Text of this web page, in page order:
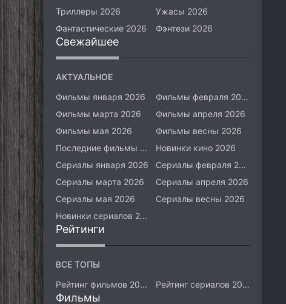
Триллеры 2026
Ужасы 2026
Фантастические 2026
Фэнтези 2026
Свежайшее
АКТУАЛЬНОЕ
Фильмы января 2026
Фильмы февраля 2026
Фильмы марта 2026
Фильмы апреля 2026
Фильмы мая 2026
Фильмы весны 2026
Последние фильмы 2026
Новинки кино 2026
Сериалы января 2026
Сериалы февраля 2026
Сериалы марта 2026
Сериалы апреля 2026
Сериалы мая 2026
Сериалы весны 2026
Новинки сериалов 2026
Рейтинги
ВСЕ ТОПЫ
Рейтинг фильмов 2026
Рейтинг сериалов 2026
Фильмы